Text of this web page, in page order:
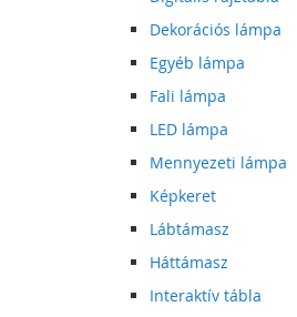
Dekorációs lámpa
Egyéb lámpa
Fali lámpa
LED lámpa
Mennyezeti lámpa
Képkeret
Lábtámasz
Háttámasz
Interaktív tábla